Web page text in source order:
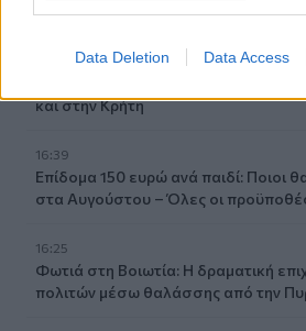
Data Deletion Data Access
του, Τζο Μπάιντεν, έχει κάνει
και στην Κρήτη
16:39
Επίδομα 150 ευρώ ανά παιδί: Ποιοι
στα Αυγούστου – Όλες οι
16:25
Φωτιά στη Βοιωτία: Η δραματική
πολιτών μέσω θαλάσσης από την